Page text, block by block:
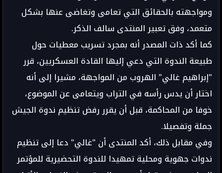
ومواجهته بالحقائق التي تعامى وتغاضى عنها بشكل
متعمد، وفق تعبير المنتدى سالف الذكر.
كما أكد ذات المصدر أنه بمجرد تسريب معطيات حول
طبيعة الندوة التي دعي إليها القادة العسكريين، قرر
"إبراهيم غالي" الهروب من المواجهة، مشيرا إلى أنه
اختار أن يدس رأسه في التراب ويتعامى عن الموضوع،
خوفا من المحاكمة، قبل أن يقرر رفض تنظيم ندوة الجيش
جملة وتفصيلا.
وفي مقابل ذلك، أكد المنتدى أن "غالي" دعا إلى تنظيم
ندوات جهوية ومحلية تمهيدا للندوة التحضيرية للمؤتمر